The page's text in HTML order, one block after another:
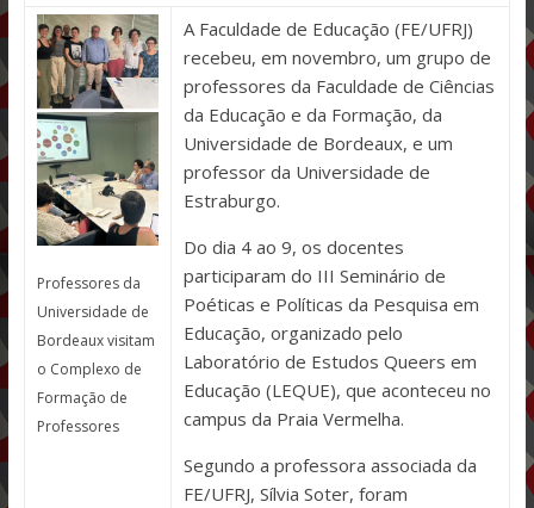
Professores da
Universidade de
Bordeaux visitam
o Complexo de
Formação de
Professores
A Faculdade de Educação (FE/UFRJ)
recebeu, em novembro, um grupo de
professores da Faculdade de Ciências
da Educação e da Formação, da
Universidade de Bordeaux, e um
professor da Universidade de
Estraburgo.
Do dia 4 ao 9, os docentes
participaram do III Seminário de
Poéticas e Políticas da Pesquisa em
Educação, organizado pelo
Laboratório de Estudos Queers em
Educação (LEQUE), que aconteceu no
campus da Praia Vermelha.
Segundo a professora associada da
FE/UFRJ, Sílvia Soter, foram